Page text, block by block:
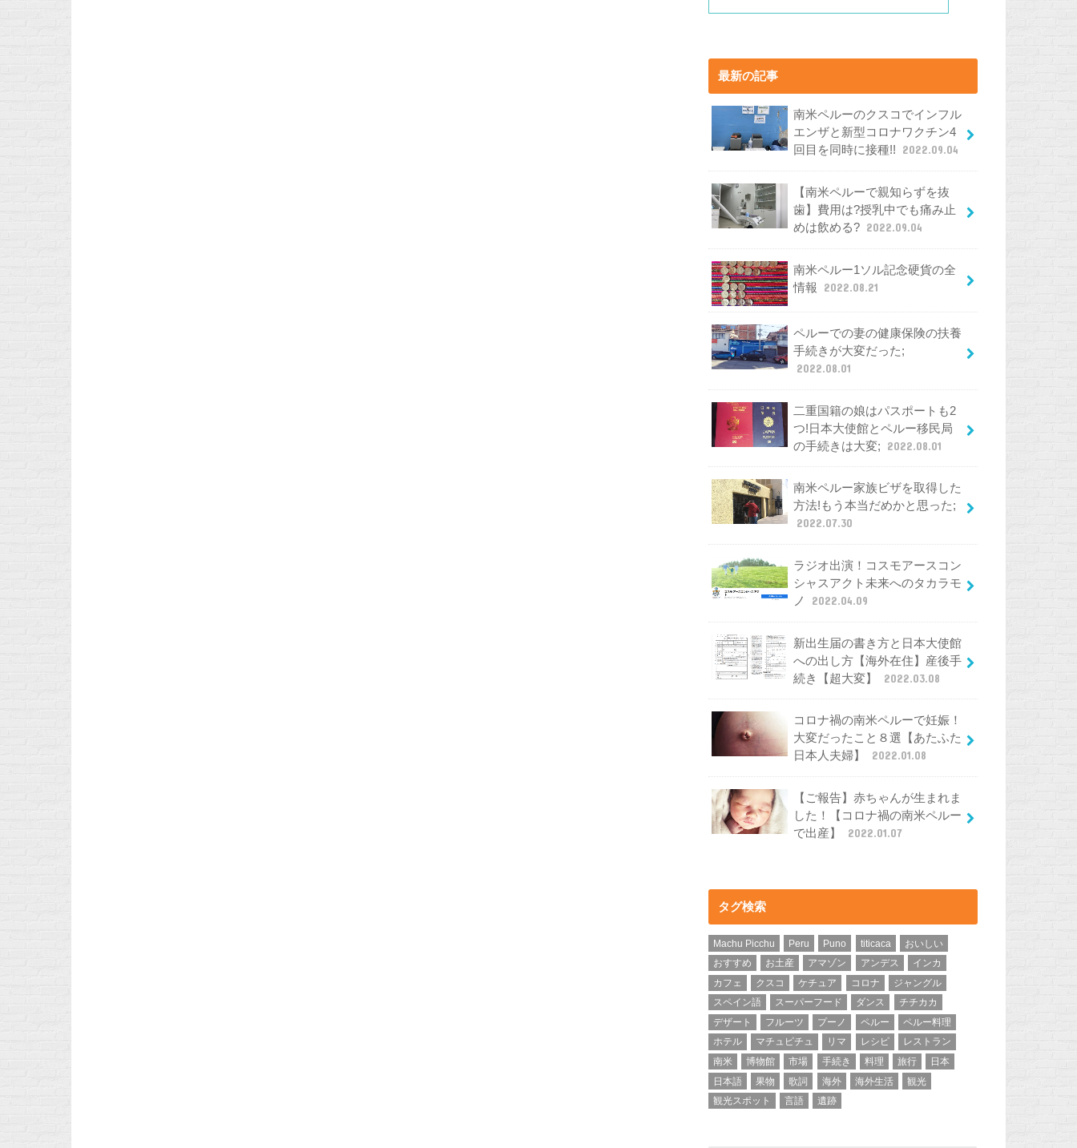
最新の記事
南米ペルーのクスコでインフル
エンザと新型コロナワクチン4
回目を同時に接種!!
2022.09.04
【南米ペルーで親知らずを抜
歯】費用は?授乳中でも痛み止
めは飲める? 2022.09.04
南米ペルー1ソル記念硬貨の全
情報
2022.08.21
ペルーでの妻の健康保険の扶養
手続きが大変だった;
2022.08.01
二重国籍の娘はパスポートも2
つ!日本大使館とペルー移民局
の手続きは大変;
2022.08.01
南米ペルー家族ビザを取得した
方法!もう本当だめかと思った;
2022.07.30
ラジオ出演！コスモアースコン
シャスアクト未来へのタカラモ
ノ
2022.04.09
新出生届の書き方と日本大使館
への出し方【海外在住】産後手
続き【超大変】
2022.03.08
コロナ禍の南米ペルーで妊娠！
大変だったこと８選【あたふた
日本人夫婦】
2022.01.08
【ご報告】赤ちゃんが生まれま
した！【コロナ禍の南米ペルー
で出産】
2022.01.07
タグ検索
Machu Picchu Peru Puno titicaca
おいしい
おすすめ
お土産 アマゾン アンデス
インカ
カフェ
クスコ ケチュア コロナ
ジャングル
スペイン語
スーパーフード ダンス
チチカカ
デザート
フルーツ プーノ ペルー
ペルー料理
ホテル
マチュピチュ リマ レシピ
レストラン
南米
博物館 市場 手続き 料理 旅行
日本
日本語
果物 歌詞 海外 海外生活
観光
観光スポット
言語 遺跡